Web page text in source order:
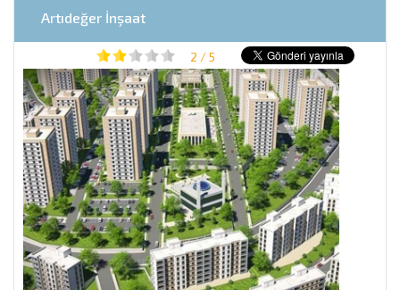
Artıdeğer İnşaat
2 / 5